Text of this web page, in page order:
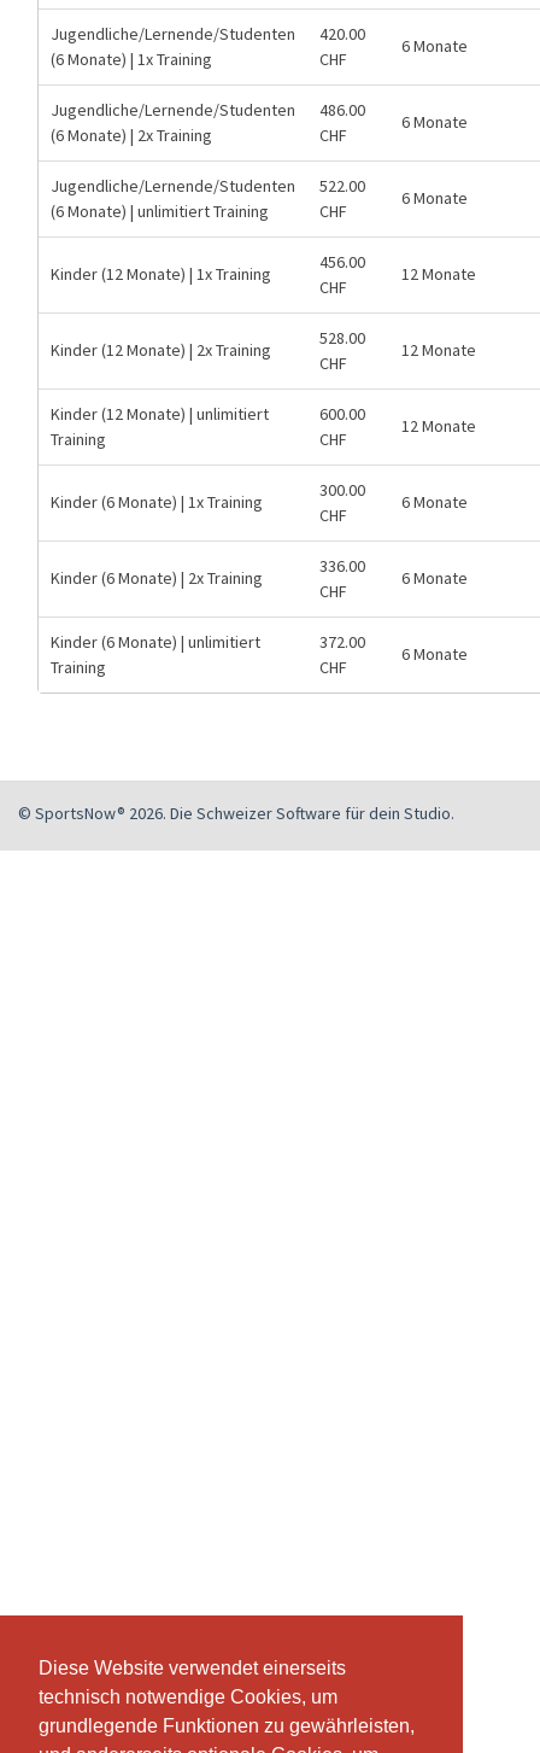
Diese Website verwendet einerseits
technisch notwendige Cookies, um
grundlegende Funktionen zu gewährleisten,
Diese Website verwendet einerseits
technisch notwendige Cookies, um
grundlegende Funktionen zu gewährleisten,
Jugendliche/Lernende/Studenten
(6 Monate) | 1x Training
420.00
CHF
6 Monate
Jugendliche/Lernende/Studenten
(6 Monate) | 2x Training
486.00
CHF
6 Monate
Jugendliche/Lernende/Studenten
(6 Monate) | unlimitiert Training
522.00
CHF
6 Monate
Kinder (12 Monate) | 1x Training
456.00
CHF
12 Monate
Kinder (12 Monate) | 2x Training
528.00
CHF
12 Monate
Kinder (12 Monate) | unlimitiert
Training
600.00
CHF
12 Monate
Kinder (6 Monate) | 1x Training
300.00
CHF
6 Monate
Kinder (6 Monate) | 2x Training
336.00
CHF
6 Monate
Kinder (6 Monate) | unlimitiert
Training
372.00
CHF
6 Monate
© SportsNow® 2026. Die Schweizer Software für dein Studio.